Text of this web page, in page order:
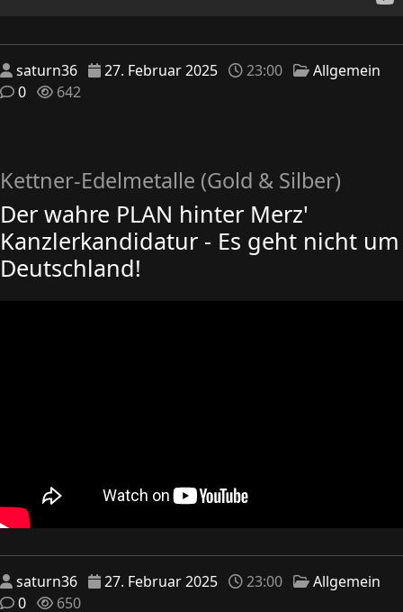
saturn36 27. Februar 2025 23:00
Allgemein
0
642
Kettner-Edelmetalle (Gold & Silber)
Der wahre PLAN hinter Merz'
Kanzlerkandidatur - Es geht nicht um
Deutschland!
saturn36 27. Februar 2025 23:00
Allgemein
0
650